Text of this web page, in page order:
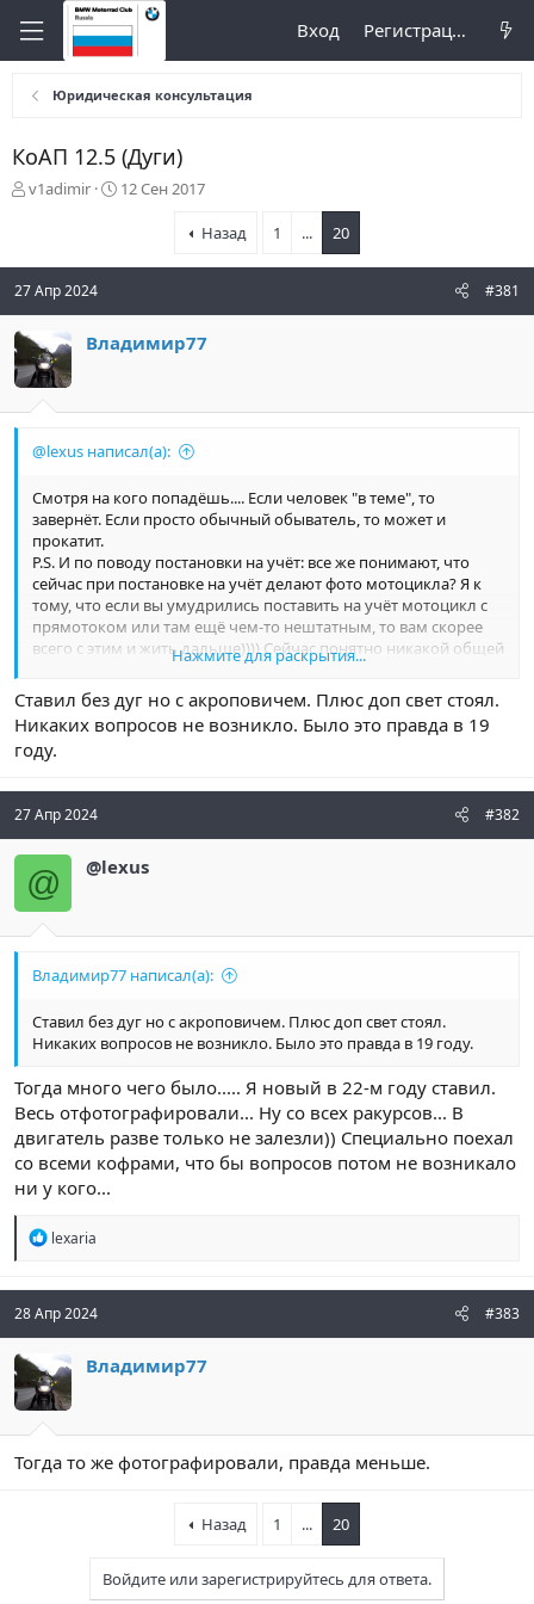
Вход Регистрация
Юридическая консультация
КоАП 12.5 (Дуги)
А
р
т
е
м
ы
v1adimir
Д
н
ч
а
л
12 Сен 2017
Назад 1 ... 20
27 Апр 2024 #381
Владимир77
@lexus написал(а):
Смотря на кого попадёшь.... Если человек "в теме", то
завернёт. Если просто обычный обыватель, то может и
прокатит.
P.S. И по поводу постановки на учёт: все же понимают, что
сейчас при постановке на учёт делают фото мотоцикла? Я к
тому, что если вы умудрились поставить на учёт мотоцикл с
прямотоком или там ещё чем-то нештатным, то вам скорее
всего с этим и жить дальше)))) Сейчас понятно никакой общей
базы нет, но что-то мне подсказывает, что она скоро будет и
всё информация(включая фото), будет храниться в
электронном виде в единой базе и сопровождать
транспортное средство в период всей его эксплуатации....
Нажмите для раскрытия...
Ставил без дуг но с акроповичем. Плюс доп свет стоял.
Никаких вопросов не возникло. Было это правда в 19
году.
27 Апр 2024 #382
@ @lexus
Владимир77 написал(а):
Ставил без дуг но с акроповичем. Плюс доп свет стоял.
Никаких вопросов не возникло. Было это правда в 19 году.
Тогда много чего было..... Я новый в 22-м году ставил.
Весь отфотографировали... Ну со всех ракурсов... В
двигатель разве только не залезли)) Специально поехал
со всеми кофрами, что бы вопросов потом не возникало
ни у кого...
Р
к
ц
lexaria
28 Апр 2024 #383
Владимир77
Тогда то же фотографировали, правда меньше.
Назад 1 ... 20
Войдите или зарегистрируйтесь для ответа.